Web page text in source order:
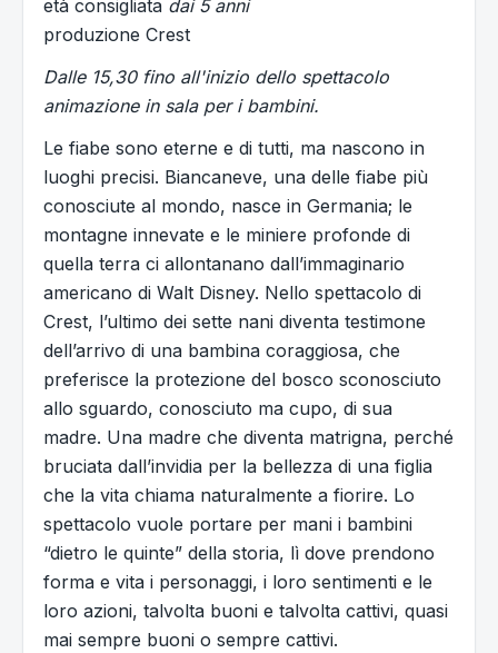
età consigliata dai 5 anni
produzione Crest
Dalle 15,30 fino all'inizio dello spettacolo
animazione in sala per i bambini.
Le fiabe sono eterne e di tutti, ma nascono in
luoghi precisi. Biancaneve, una delle fiabe più
conosciute al mondo, nasce in Germania; le
montagne innevate e le miniere profonde di
quella terra ci allontanano dall’immaginario
americano di Walt Disney. Nello spettacolo di
Crest, l’ultimo dei sette nani diventa testimone
dell’arrivo di una bambina coraggiosa, che
preferisce la protezione del bosco sconosciuto
allo sguardo, conosciuto ma cupo, di sua
madre. Una madre che diventa matrigna, perché
bruciata dall’invidia per la bellezza di una figlia
che la vita chiama naturalmente a fiorire. Lo
spettacolo vuole portare per mani i bambini
“dietro le quinte” della storia, lì dove prendono
forma e vita i personaggi, i loro sentimenti e le
loro azioni, talvolta buoni e talvolta cattivi, quasi
mai sempre buoni o sempre cattivi.